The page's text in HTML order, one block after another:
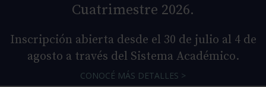
Cuatrimestre 2026.
Inscripción abierta desde el 30 de julio al 4 de
agosto a través del Sistema Académico.
CONOCÉ MÁS DETALLES >